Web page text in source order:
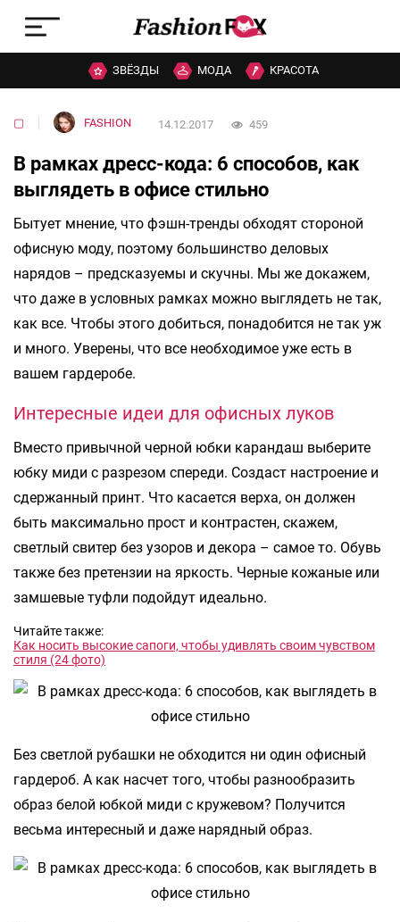
ЗВЁЗДЫ МОДА КРАСОТА
▢ FASHION 14.12.2017 459
В рамках дресс-кода: 6 способов, как
выглядеть в офисе стильно
Бытует мнение, что фэшн-тренды обходят стороной
офисную моду, поэтому большинство деловых
нарядов – предсказуемы и скучны. Мы же докажем,
что даже в условных рамках можно выглядеть не так,
как все. Чтобы этого добиться, понадобится не так уж
и много. Уверены, что все необходимое уже есть в
вашем гардеробе.
Интересные идеи для офисных луков
Вместо привычной черной юбки карандаш выберите
юбку миди с разрезом спереди. Создаст настроение и
сдержанный принт. Что касается верха, он должен
быть максимально прост и контрастен, скажем,
светлый свитер без узоров и декора – самое то. Обувь
также без претензии на яркость. Черные кожаные или
замшевые туфли подойдут идеально.
Читайте также:
Как носить высокие сапоги, чтобы удивлять своим чувством
стиля (24 фото)
Без светлой рубашки не обходится ни один офисный
гардероб. А как насчет того, чтобы разнообразить
образ белой юбкой миди с кружевом? Получится
весьма интересный и даже нарядный образ.